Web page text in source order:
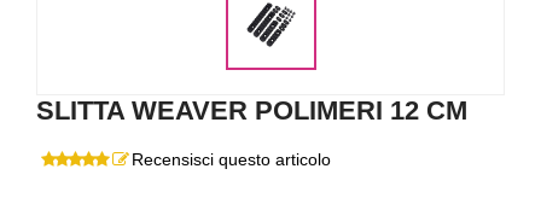
SLITTA WEAVER POLIMERI 12 CM
Recensisci questo articolo